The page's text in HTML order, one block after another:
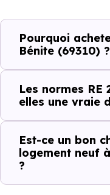
Normes
l’immobilier neuf
Pourquoi
Bénite (69310) ?
Les normes
elles une vraie
Est-ce un bon
logement neuf
?